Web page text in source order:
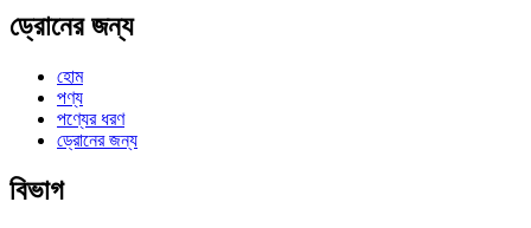
ড্রোনের জন্য
হোম
পণ্য
পণ্যের ধরণ
ড্রোনের জন্য
বিভাগ